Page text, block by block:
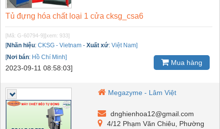
Tủ đựng hóa chất loại 1 cửa cksg_csa6
[Mã: G-60794-9] [xem: 933]
[Nhãn hiệu: CKSG - Vietnam - Xuất xứ: Việt Nam]
[Nơi bán: Hồ Chí Minh]
2023-09-11 08:58:03]
Mua hàng
Megazyme - Lâm Việt
dnghienhoa12@gmail.com
4/12 Phạm Văn Chiêu, Phường